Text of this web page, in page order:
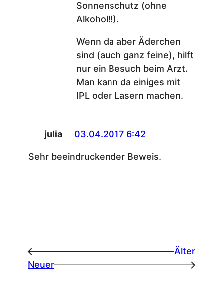
Sonnenschutz (ohne
Alkohol!!).
Wenn da aber Äderchen
sind (auch ganz feine), hilft
nur ein Besuch beim Arzt.
Man kann da einiges mit
IPL oder Lasern machen.
julia 03.04.2017 6:42
Sehr beeindruckender Beweis.
←
Älter
Neuer
→